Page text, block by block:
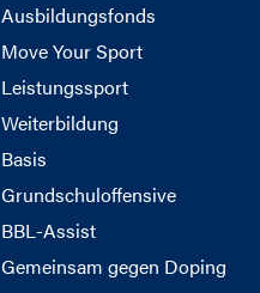
Ausbildungsfonds
Move Your Sport
Leistungssport
Weiterbildung
Basis
Grundschuloffensive
BBL-Assist
Gemeinsam gegen Doping